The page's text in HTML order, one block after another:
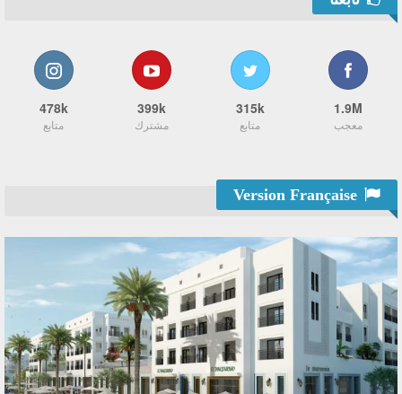
1.9M
معجب
315k
متابع
399k
مشترك
478k
متابع